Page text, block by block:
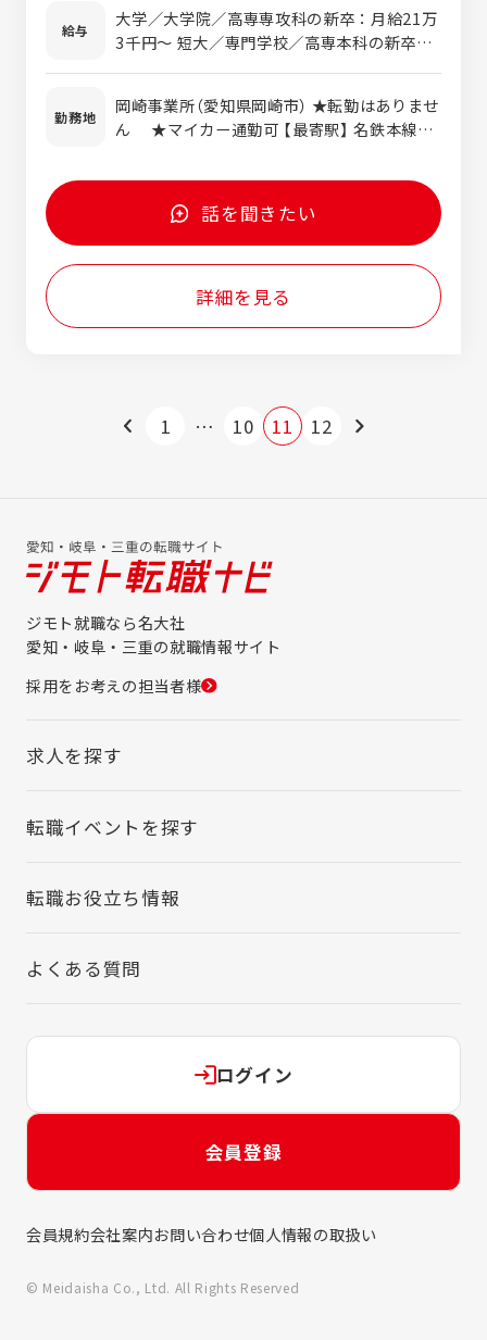
アドバイスもありますし、お客様と打ち合せ
をしながらすすめるので安心してください。
ッタリの仕事です。
給与
大学／大学院／高専専攻科の新卒：月給21万
3千円～ 短大／専門学校／高専本科の新卒：
途全額支給 〈年収例〉 ・480万円／経験5年／
月給30万円＋賞与 ・530万円／経験10年／月
勤務地
岡崎事業所（愛知県岡崎市） ★転勤はありませ
ん ★マイカー通勤可 【最寄駅】 名鉄本線
桝塚」駅から徒歩約30分
話を聞きたい
詳細を見る
1 … 10 11 12
ジモト就職なら名大社
愛知・岐阜・三重の就職情報サイト
採用をお考えの担当者様
求人を探す
転職イベントを探す
転職お役立ち情報
よくある質問
ログイン
会員登録
会員規約会社案内お問い合わせ個人情報の取扱い
© Meidaisha Co., Ltd. All Rights Reserved